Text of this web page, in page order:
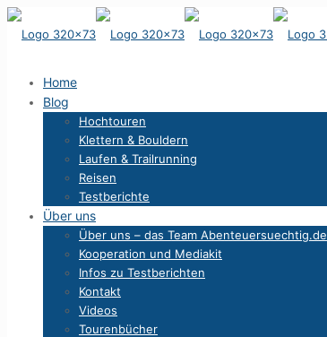
Home
Blog
Hochtouren
Klettern & Bouldern
Laufen & Trailrunning
Reisen
Testberichte
Über uns
Über uns – das Team Abenteuersuechtig.de
Kooperation und Mediakit
Infos zu Testberichten
Kontakt
Videos
Tourenbücher